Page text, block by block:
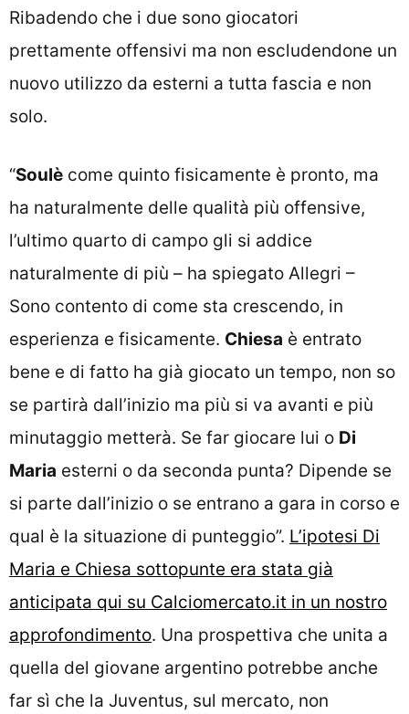
Ribadendo che i due sono giocatori
prettamente offensivi ma non escludendone un
nuovo utilizzo da esterni a tutta fascia e non
solo.
“Soulè come quinto fisicamente è pronto, ma
ha naturalmente delle qualità più offensive,
l’ultimo quarto di campo gli si addice
naturalmente di più – ha spiegato Allegri –
Sono contento di come sta crescendo, in
esperienza e fisicamente. Chiesa è entrato
bene e di fatto ha già giocato un tempo, non so
se partirà dall’inizio ma più si va avanti e più
minutaggio metterà. Se far giocare lui o Di
Maria esterni o da seconda punta? Dipende se
si parte dall’inizio o se entrano a gara in corso e
qual è la situazione di punteggio”. L’ipotesi Di
Maria e Chiesa sottopunte era stata già
anticipata qui su Calciomercato.it in un nostro
approfondimento. Una prospettiva che unita a
quella del giovane argentino potrebbe anche
far sì che la Juventus, sul mercato, non